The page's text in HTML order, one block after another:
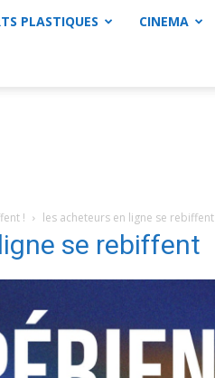
PLASTIQUES CINEMA
! les acheteurs en ligne se rebiffent
se rebiffent